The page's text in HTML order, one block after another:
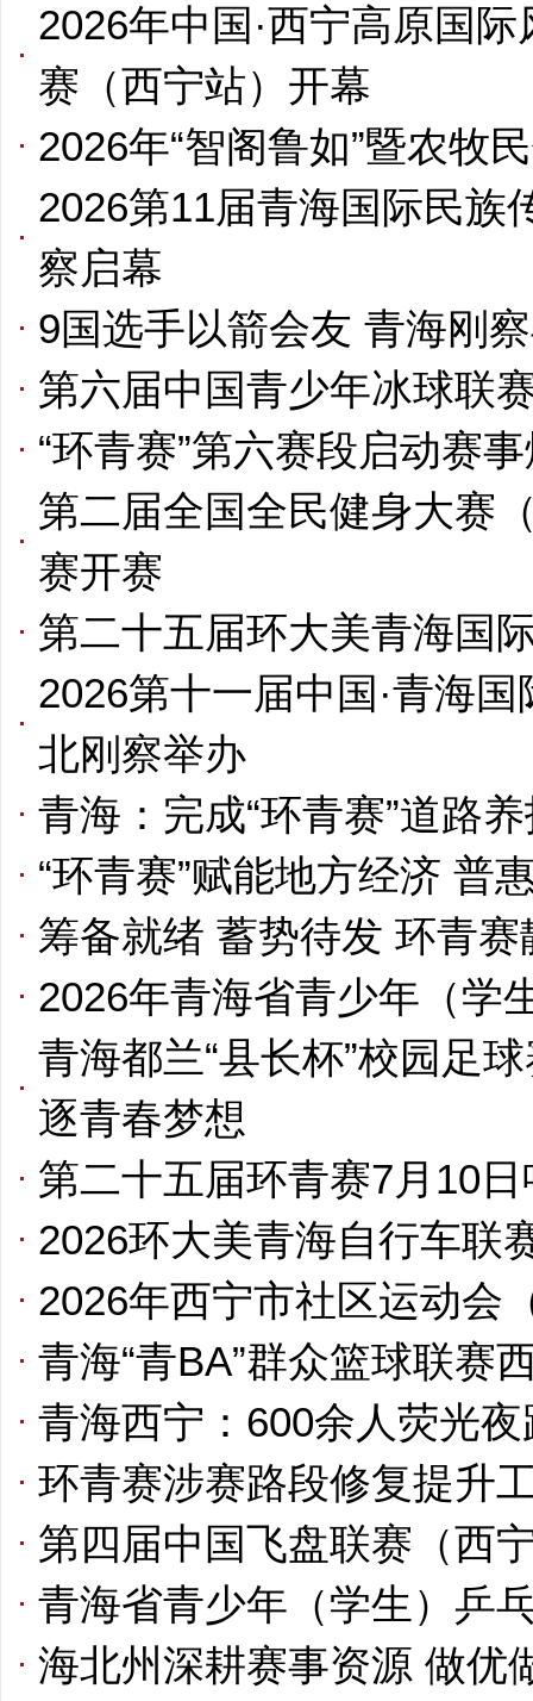
2026年中国·西宁高原国
赛（西宁站）开幕
2026年“智阁鲁如”暨农牧
2026第11届青海国际民族
察启幕
9国选手以箭会友 青海刚
第六届中国青少年冰球联
“环青赛”第六赛段启动赛
第二届全国全民健身大赛
赛开赛
第二十五届环大美青海国
2026第十一届中国·青海
北刚察举办
青海：完成“环青赛”道路
“环青赛”赋能地方经济 普
筹备就绪 蓄势待发 环青
2026年青海省青少年（学
青海都兰“县长杯”校园足
逐青春梦想
第二十五届环青赛7月10
2026环大美青海自行车联
2026年西宁市社区运动会
青海“青BA”群众篮球联赛
青海西宁：600余人荧光
环青赛涉赛路段修复提升
第四届中国飞盘联赛（西
青海省青少年（学生）乒
海北州深耕赛事资源 做优